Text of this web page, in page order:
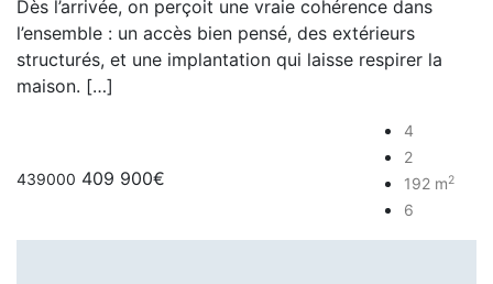
Dès l’arrivée, on perçoit une vraie cohérence dans
l’ensemble : un accès bien pensé, des extérieurs
structurés, et une implantation qui laisse respirer la
maison. […]
439000 409 900€
4
2
192 m2
6